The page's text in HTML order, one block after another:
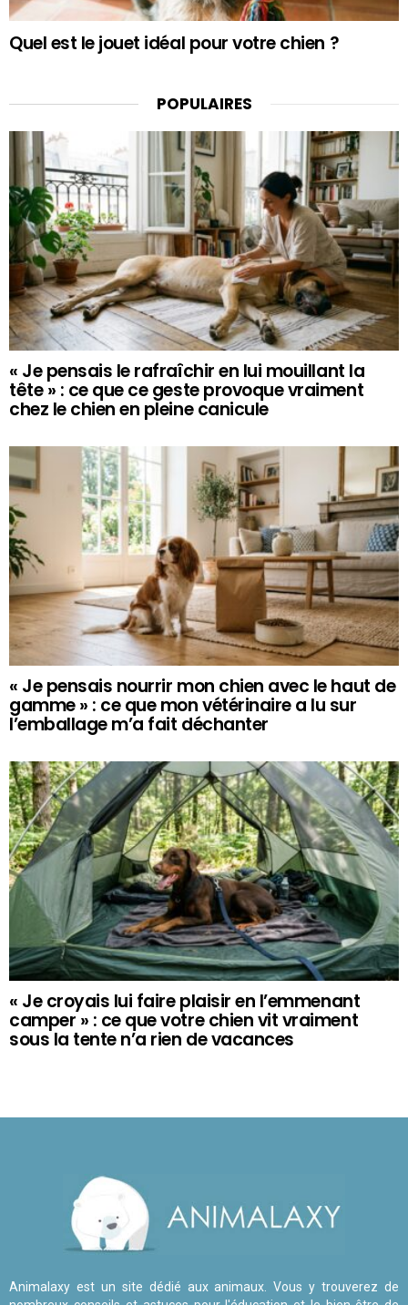
Quel est le jouet idéal pour votre chien ?
POPULAIRES
« Je pensais le rafraîchir en lui mouillant la
tête » : ce que ce geste provoque vraiment
chez le chien en pleine canicule
« Je pensais nourrir mon chien avec le haut de
gamme » : ce que mon vétérinaire a lu sur
l’emballage m’a fait déchanter
« Je croyais lui faire plaisir en l’emmenant
camper » : ce que votre chien vit vraiment
sous la tente n’a rien de vacances
Animalaxy est un site dédié aux animaux. Vous y trouverez de